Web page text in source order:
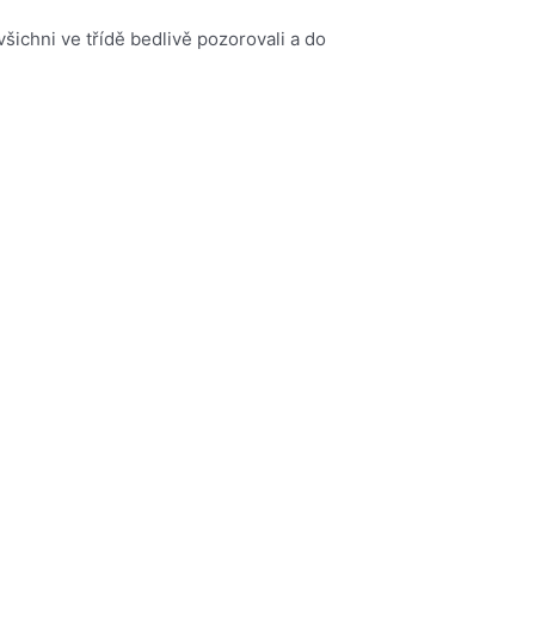
ve třídě bedlivě pozorovali a do